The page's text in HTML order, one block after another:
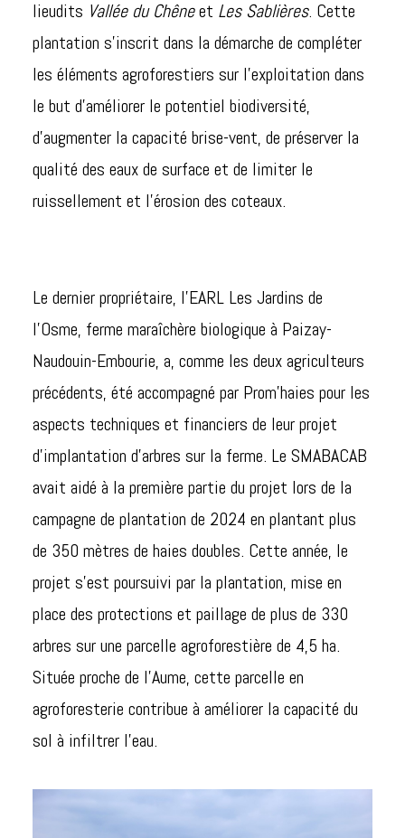
lieudits Vallée du Chêneet Les Sablières. Cette
plantation s’inscrit dans la démarche de compléter
les éléments agroforestiers sur l’exploitation dans
le but d’améliorer le potentiel biodiversité,
d’augmenter la capacité brise-vent, de préserver la
qualité des eaux de surface et de limiter le
ruissellement et l’érosion des coteaux.
Le dernier propriétaire, l’EARL Les Jardins de
l’Osme, ferme maraîchère biologique à Paizay-
Naudouin-Embourie, a, comme les deux agriculteurs
précédents, été accompagné par Prom’haies pour les
aspects techniques et financiers de leur projet
d’implantation d’arbres sur la ferme. Le SMABACAB
avait aidé à la première partie du projet lors de la
campagne de plantation de 2024 en plantant plus
de 350 mètres de haies doubles. Cette année, le
projet s’est poursuivi par la plantation, mise en
place des protections et paillage de plus de 330
arbres sur une parcelle agroforestière de 4,5 ha.
Située proche de l’Aume, cette parcelle en
agroforesterie contribue à améliorer la capacité du
sol à infiltrer l’eau.